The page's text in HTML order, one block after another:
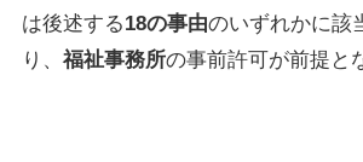
は後述する18の事由のいずれかに該
り、 福祉事務所の事前許可が前提と